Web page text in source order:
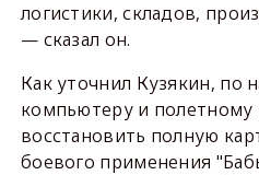
логистики, складов,
— сказал он.
Как уточнил Кузякин, по
компьютеру и полетному
восстановить полную
боевого применения